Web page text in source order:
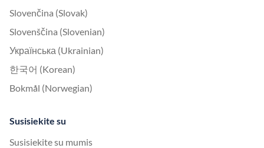
Slovenčina (Slovak)
Slovenščina (Slovenian)
Українська (Ukrainian)
한국어 (Korean)
Bokmål (Norwegian)
Susisiekite su
Susisiekite su mumis